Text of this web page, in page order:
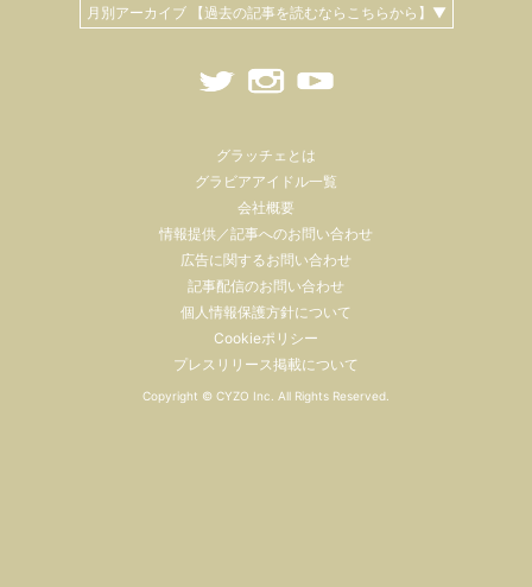
月別アーカイブ 【過去の記事を読むならこちらから】▼
グラッチェとは
グラビアアイドル一覧
会社概要
情報提供／記事へのお問い合わせ
広告に関するお問い合わせ
記事配信のお問い合わせ
個人情報保護方針について
Cookieポリシー
プレスリリース掲載について
Copyright © CYZO Inc. All Rights Reserved.